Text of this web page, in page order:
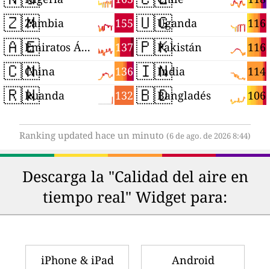
🇿🇲 155
Zambia
🇦🇪 137
Emiratos Árabes Unidos
🇨🇳 136
China
🇷🇼 132
Ruanda
🇺🇬 116
Uganda
🇵🇰 116
Pakistán
🇮🇳 114
India
🇧🇩 106
Bangladés
Ranking updated hace un minuto (6 de ago. de 2026 8:44)
Descarga la "Calidad del aire en
tiempo real" Widget para:
iPhone & iPad Android